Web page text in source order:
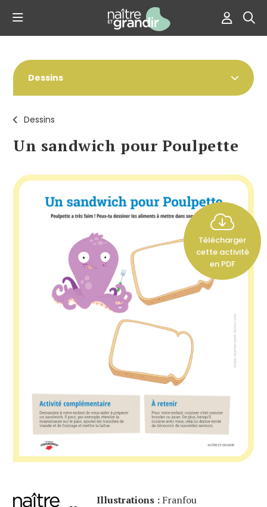
Dessins
Un sandwich pour Poulpette
Dessins
Télécharger
cette activité
en PDF
Illustrations : Franfou